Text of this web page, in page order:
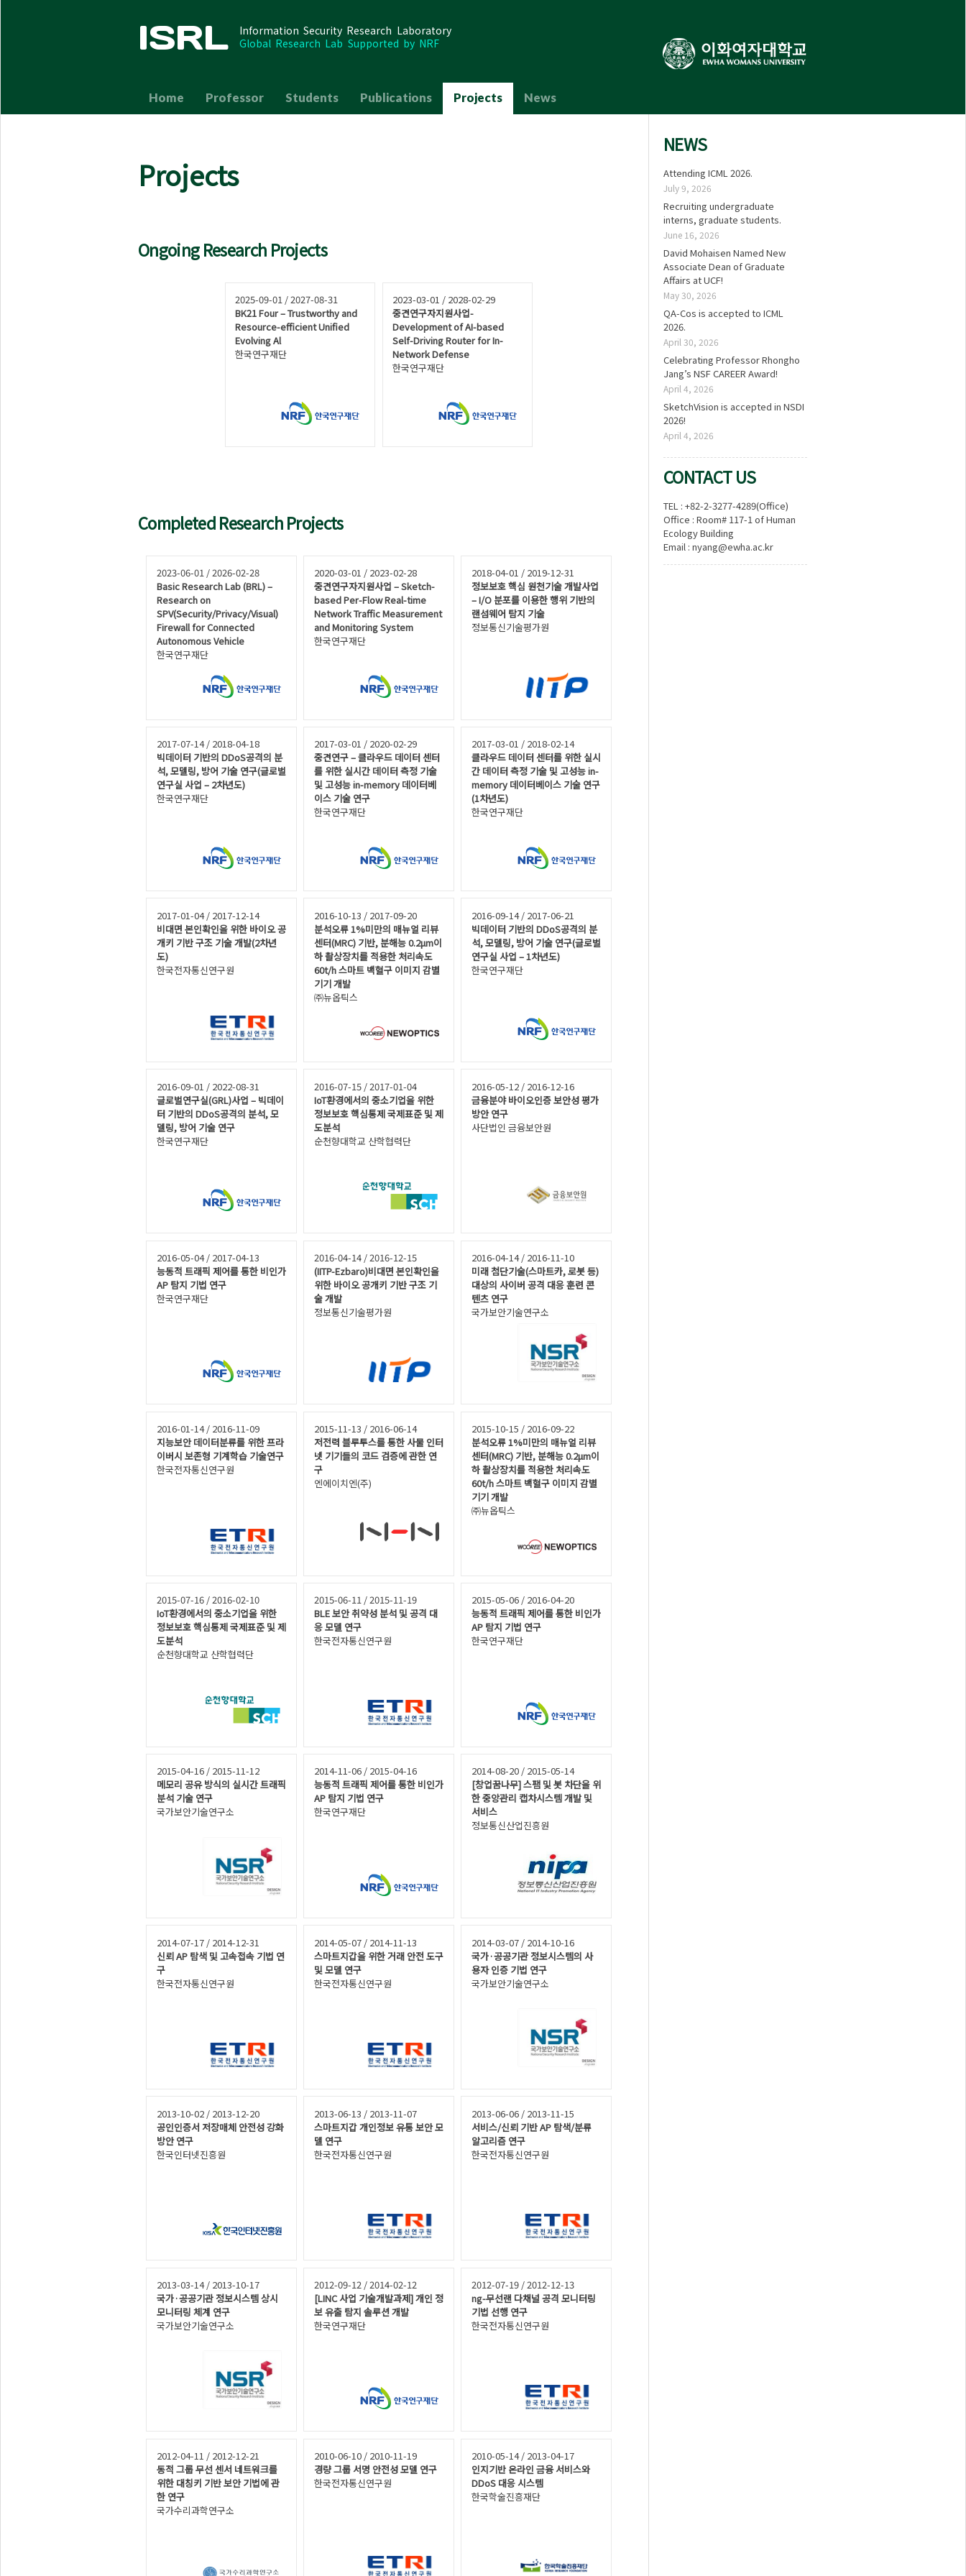
ISRL
Information Security Research Laboratory
Global Research Lab Supported by NRF
Skip to content
Home Professor Students Publications Projects News
Projects
Ongoing Research Projects
2025-09-01 / 2027-08-31
BK21 Four – Trustworthy and
Resource-efficient Unified
Evolving Al
한국연구재단
2023-03-01 / 2028-02-29
중견연구자지원사업-
Development of AI-based
Self-Driving Router for In-
Network Defense
한국연구재단
Completed Research Projects
2023-06-01 / 2026-02-28
Basic Research Lab (BRL) –
Research on
SPV(Security/Privacy/Visual)
Firewall for Connected
Autonomous Vehicle
한국연구재단
2020-03-01 / 2023-02-28
중견연구자지원사업 – Sketch-
based Per-Flow Real-time
Network Traffic Measurement
and Monitoring System
한국연구재단
2018-04-01 / 2019-12-31
정보보호 핵심 원천기술 개발사업
– I/O 분포를 이용한 행위 기반의
랜섬웨어 탐지 기술
정보통신기술평가원
2017-07-14 / 2018-04-18
빅데이터 기반의 DDoS공격의 분
석, 모델링, 방어 기술 연구(글로벌
연구실 사업 – 2차년도)
한국연구재단
2017-03-01 / 2020-02-29
중견연구 – 클라우드 데이터 센터
를 위한 실시간 데이터 측정 기술
및 고성능 in-memory 데이터베
이스 기술 연구
한국연구재단
2017-03-01 / 2018-02-14
클라우드 데이터 센터를 위한 실시
간 데이터 측정 기술 및 고성능 in-
memory 데이터베이스 기술 연구
(1차년도)
한국연구재단
2017-01-04 / 2017-12-14
비대면 본인확인을 위한 바이오 공
개키 기반 구조 기술 개발(2차년
도)
한국전자통신연구원
2016-10-13 / 2017-09-20
분석오류 1%미만의 매뉴얼 리뷰
센터(MRC) 기반, 분해능 0.2μm이
하 촬상장치를 적용한 처리속도
60t/h 스마트 백혈구 이미지 감별
기기 개발
㈜뉴옵틱스
2016-09-14 / 2017-06-21
빅데이터 기반의 DDoS공격의 분
석, 모델링, 방어 기술 연구(글로벌
연구실 사업 – 1차년도)
한국연구재단
2016-09-01 / 2022-08-31
글로벌연구실(GRL)사업 – 빅데이
터 기반의 DDoS공격의 분석, 모
델링, 방어 기술 연구
한국연구재단
2016-07-15 / 2017-01-04
IoT환경에서의 중소기업을 위한
정보보호 핵심통제 국제표준 및 제
도분석
순천향대학교 산학협력단
2016-05-12 / 2016-12-16
금융분야 바이오인증 보안성 평가
방안 연구
사단법인 금융보안원
2016-05-04 / 2017-04-13
능동적 트래픽 제어를 통한 비인가
AP 탐지 기법 연구
한국연구재단
2016-04-14 / 2016-12-15
(IITP-Ezbaro)비대면 본인확인을
위한 바이오 공개키 기반 구조 기
술 개발
정보통신기술평가원
2016-04-14 / 2016-11-10
미래 첨단기술(스마트카, 로봇 등)
대상의 사이버 공격 대응 훈련 콘
텐츠 연구
국가보안기술연구소
2016-01-14 / 2016-11-09
지능보안 데이터분류를 위한 프라
이버시 보존형 기계학습 기술연구
한국전자통신연구원
2015-11-13 / 2016-06-14
저전력 블루투스를 통한 사물 인터
넷 기기들의 코드 검증에 관한 연
구
엔에이치엔(주)
2015-10-15 / 2016-09-22
분석오류 1%미만의 매뉴얼 리뷰
센터(MRC) 기반, 분해능 0.2μm이
하 촬상장치를 적용한 처리속도
60t/h 스마트 백혈구 이미지 감별
기기 개발
㈜뉴옵틱스
2015-07-16 / 2016-02-10
IoT환경에서의 중소기업을 위한
정보보호 핵심통제 국제표준 및 제
도분석
순천향대학교 산학협력단
2015-06-11 / 2015-11-19
BLE 보안 취약성 분석 및 공격 대
응 모델 연구
한국전자통신연구원
2015-05-06 / 2016-04-20
능동적 트래픽 제어를 통한 비인가
AP 탐지 기법 연구
한국연구재단
2015-04-16 / 2015-11-12
메모리 공유 방식의 실시간 트래픽
분석 기술 연구
국가보안기술연구소
2014-11-06 / 2015-04-16
능동적 트래픽 제어를 통한 비인가
AP 탐지 기법 연구
한국연구재단
2014-08-20 / 2015-05-14
[창업꿈나무] 스팸 및 봇 차단을 위
한 중앙관리 캡차시스템 개발 및
서비스
정보통신산업진흥원
2014-07-17 / 2014-12-31
신뢰 AP 탐색 및 고속접속 기법 연
구
한국전자통신연구원
2014-05-07 / 2014-11-13
스마트지갑을 위한 거래 안전 도구
및 모델 연구
한국전자통신연구원
2014-03-07 / 2014-10-16
국가·공공기관 정보시스템의 사
용자 인증 기법 연구
국가보안기술연구소
2013-10-02 / 2013-12-20
공인인증서 저장매체 안전성 강화
방안 연구
한국인터넷진흥원
2013-06-13 / 2013-11-07
스마트지갑 개인정보 유통 보안 모
델 연구
한국전자통신연구원
2013-06-06 / 2013-11-15
서비스/신뢰 기반 AP 탐색/분류
알고리즘 연구
한국전자통신연구원
2013-03-14 / 2013-10-17
국가·공공기관 정보시스템 상시
모니터링 체계 연구
국가보안기술연구소
2012-09-12 / 2014-02-12
[LINC 사업 기술개발과제] 개인 정
보 유출 탐지 솔루션 개발
한국연구재단
2012-07-19 / 2012-12-13
ng-무선랜 다채널 공격 모니터링
기법 선행 연구
한국전자통신연구원
2012-04-11 / 2012-12-21
동적 그룹 무선 센서 네트워크를
위한 대칭키 기반 보안 기법에 관
한 연구
국가수리과학연구소
2010-06-10 / 2010-11-19
경량 그룹 서명 안전성 모델 연구
한국전자통신연구원
2010-05-14 / 2013-04-17
인지기반 온라인 금융 서비스와
DDoS 대응 시스템
한국학술진흥재단
NEWS
Attending ICML 2026.
July 9, 2026
Recruiting undergraduate
interns, graduate students.
June 16, 2026
David Mohaisen Named New
Associate Dean of Graduate
Affairs at UCF!
May 30, 2026
QA-Cos is accepted to ICML
2026.
April 30, 2026
Celebrating Professor Rhongho
Jang’s NSF CAREER Award!
April 4, 2026
SketchVision is accepted in NSDI
2026!
April 4, 2026
CONTACT US
TEL : +82-2-3277-4289(Office)
Office : Room# 117-1 of Human
Ecology Building
Email : nyang@ewha.ac.kr